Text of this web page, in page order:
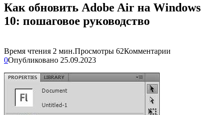
Как обновить Adobe Air на Windows
10: пошаговое руководство
Время чтения 2 мин.Просмотры 62Комментарии
0Опубликовано 25.09.2023